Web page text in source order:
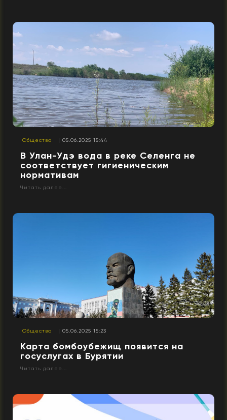
Общество | 05.06.2025 15:44
В Улан-Удэ вода в реке Селенга не
соответствует гигиеническим
нормативам
Читать далее...
Общество | 05.06.2025 15:23
Карта бомбоубежищ появится на
госуслугах в Бурятии
Читать далее...